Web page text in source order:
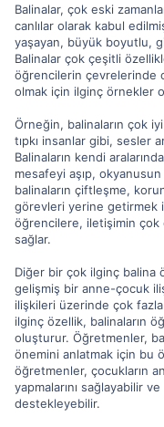
Balinalar, çok eski
canlılar olarak kabul
yaşayan, büyük boyutlu,
Balinalar çok çeşitli
öğrencilerin çevrelerinde
olmak için ilginç örnekler
Örneğin, balinaların çok
tıpkı insanlar gibi, sesler
Balinaların kendi
mesafeyi aşıp,
balinaların çiftleşme,
görevleri yerine getirmek
öğrencilere, iletişimin
sağlar.
Diğer bir çok ilginç balina
gelişmiş bir anne-çocuk
ilişkileri üzerinde çok
ilginç özellik, balinaların
oluşturur. Öğretmenler,
önemini anlatmak için bu
öğretmenler, çocukların
yapmalarını sağlayabilir
destekleyebilir.